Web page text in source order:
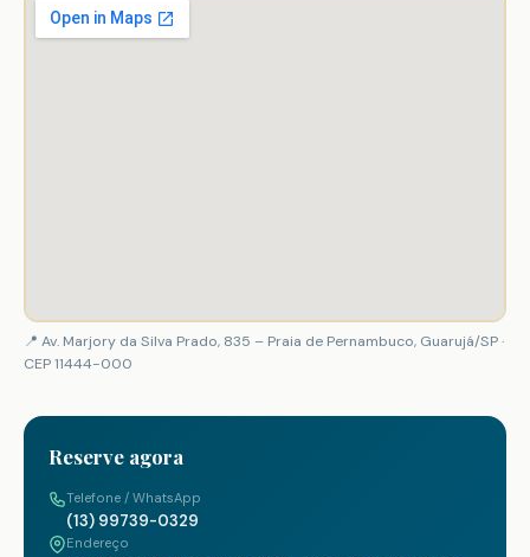
📍 Av. Marjory da Silva Prado, 835 – Praia de Pernambuco, Guarujá/SP ·
CEP 11444-000
Reserve agora
Telefone / WhatsApp
(13) 99739-0329
Endereço